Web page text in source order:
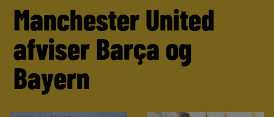
Manchester United
afviser Barça og
Bayern